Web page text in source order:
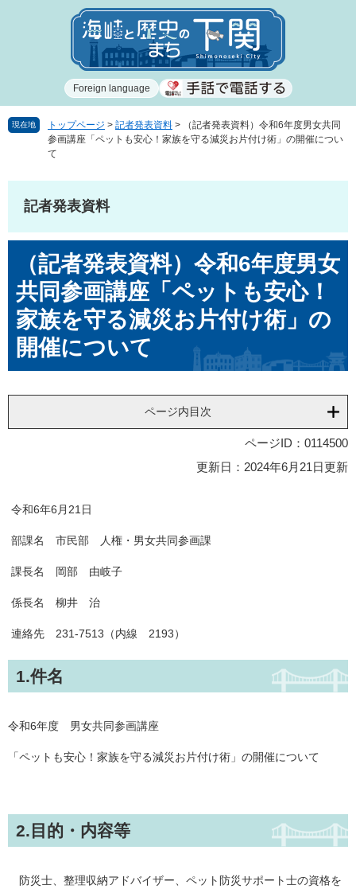
で
ば
Foreign language
現在地 トップページ > 記者発表資料 >
（記者発表資料）令和6年度男女共同
参画講座「ペットも安心！家族を守る減災お片付け術」の開催につい
て
記者発表資料
（記者発表資料）令和6年度男女
共同参画講座「ペットも安心！
家族を守る減災お片付け術」の
開催について
ページ内目次
ページID：0114500
更新日：2024年6月21日更新
令和6年6月21日
部課名 市民部 人権・男女共同参画課
課長名 岡部 由岐子
係長名 柳井 治
連絡先 231-7513（内線 2193）
1.件名
令和6年度 男女共同参画講座
「ペットも安心！家族を守る減災お片付け術」の開催について
2.目的・内容等
防災士、整理収納アドバイザー、ペット防災サポート士の資格を